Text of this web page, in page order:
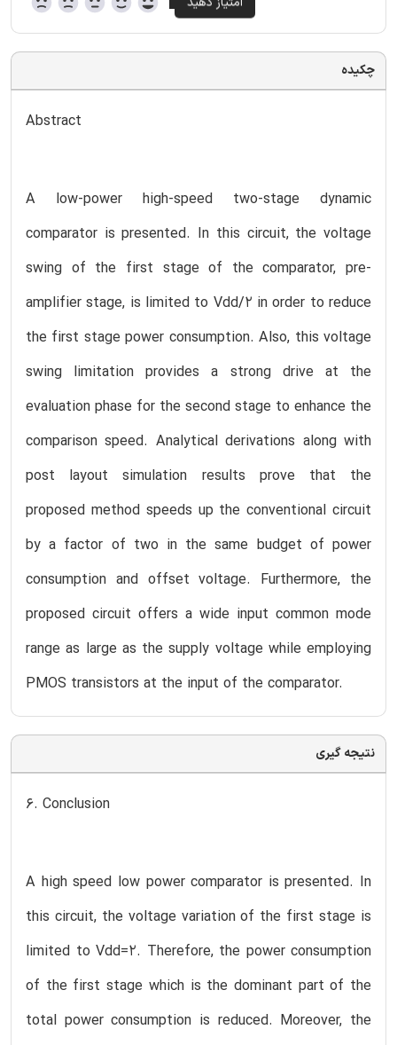
چکیده
Abstract
A low-power high-speed two-stage dynamic
comparator is presented. In this circuit, the voltage
swing of the first stage of the comparator, pre-
amplifier stage, is limited to Vdd/2 in order to reduce
the first stage power consumption. Also, this voltage
swing limitation provides a strong drive at the
evaluation phase for the second stage to enhance the
comparison speed. Analytical derivations along with
post layout simulation results prove that the
proposed method speeds up the conventional circuit
by a factor of two in the same budget of power
consumption and offset voltage. Furthermore, the
proposed circuit offers a wide input common mode
range as large as the supply voltage while employing
PMOS transistors at the input of the comparator.
نتیجه گیری
6. Conclusion
A high speed low power comparator is presented. In
this circuit, the voltage variation of the first stage is
limited to Vdd=2. Therefore, the power consumption
of the first stage which is the dominant part of the
total power consumption is reduced. Moreover, the